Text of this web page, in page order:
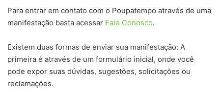
Para entrar em contato com o Poupatempo através de uma
manifestação basta acessar Fale Conosco.
Existem duas formas de enviar sua manifestação: A
primeira é através de um formulário inicial, onde você
pode expor suas dúvidas, sugestões, solicitações ou
reclamações.